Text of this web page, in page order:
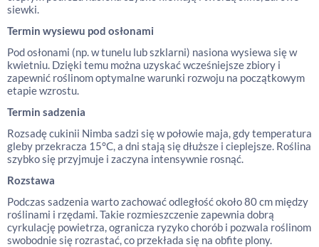
siewki.
Termin wysiewu pod osłonami
Pod osłonami (np. w tunelu lub szklarni) nasiona wysiewa się w
kwietniu. Dzięki temu można uzyskać wcześniejsze zbiory i
zapewnić roślinom optymalne warunki rozwoju na początkowym
etapie wzrostu.
Termin sadzenia
Rozsadę cukinii Nimba sadzi się w połowie maja, gdy temperatura
gleby przekracza 15°C, a dni stają się dłuższe i cieplejsze. Roślina
szybko się przyjmuje i zaczyna intensywnie rosnąć.
Rozstawa
Podczas sadzenia warto zachować odległość około 80 cm między
roślinami i rzędami. Takie rozmieszczenie zapewnia dobrą
cyrkulację powietrza, ogranicza ryzyko chorób i pozwala roślinom
swobodnie się rozrastać, co przekłada się na obfite plony.